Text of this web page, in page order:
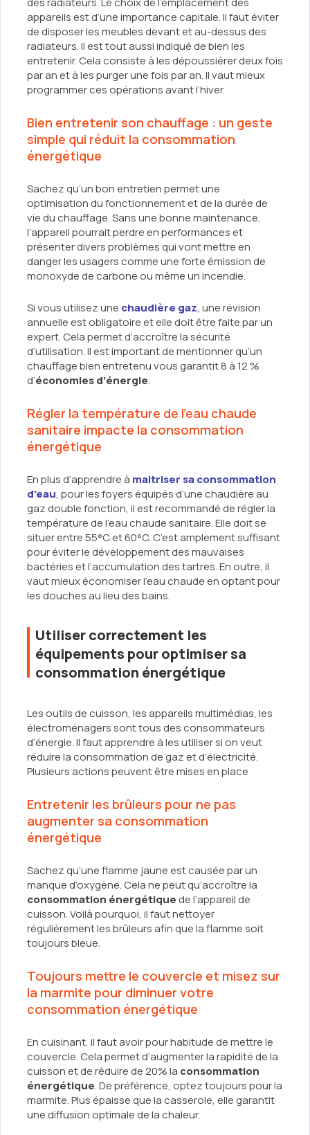
appareils est d’une importance capitale. Il faut éviter
de disposer les meubles devant et au-dessus des
radiateurs. Il est tout aussi indiqué de bien les
entretenir. Cela consiste à les dépoussiérer deux fois
par an et à les purger une fois par an. Il vaut mieux
programmer ces opérations avant l’hiver.
Bien entretenir son chauffage : un geste
simple qui réduit la consommation
énergétique
Sachez qu’un bon entretien permet une
optimisation du fonctionnement et de la durée de
vie du chauffage. Sans une bonne maintenance,
l’appareil pourrait perdre en performances et
présenter divers problèmes qui vont mettre en
danger les usagers comme une forte émission de
monoxyde de carbone ou même un incendie.
Si vous utilisez une chaudière gaz, une révision
annuelle est obligatoire et elle doit être faite par un
expert. Cela permet d’accroître la sécurité
d’utilisation. Il est important de mentionner qu’un
chauffage bien entretenu vous garantit 8 à 12 %
d’économies d’énergie.
Régler la température de l’eau chaude
sanitaire impacte la consommation
énergétique
En plus d’apprendre à maitriser sa consommation
d'eau, pour les foyers équipés d’une chaudière au
gaz double fonction, il est recommandé de régler la
température de l’eau chaude sanitaire. Elle doit se
situer entre 55°C et 60°C. C’est amplement suffisant
pour éviter le développement des mauvaises
bactéries et l’accumulation des tartres. En outre, il
vaut mieux économiser l’eau chaude en optant pour
les douches au lieu des bains.
Utiliser correctement les
équipements pour optimiser sa
consommation énergétique
Les outils de cuisson, les appareils multimédias, les
électroménagers sont tous des consommateurs
d’énergie. Il faut apprendre à les utiliser si on veut
réduire la consommation de gaz et d’électricité.
Plusieurs actions peuvent être mises en place
Entretenir les brûleurs pour ne pas
augmenter sa consommation
énergétique
Sachez qu’une flamme jaune est causée par un
manque d’oxygène. Cela ne peut qu’accroître la
consommation énergétique de l’appareil de
cuisson. Voilà pourquoi, il faut nettoyer
régulièrement les brûleurs afin que la flamme soit
toujours bleue.
Toujours mettre le couvercle et misez sur
la marmite pour diminuer votre
consommation énergétique
En cuisinant, il faut avoir pour habitude de mettre le
couvercle. Cela permet d’augmenter la rapidité de la
cuisson et de réduire de 20% la consommation
énergétique. De préférence, optez toujours pour la
marmite. Plus épaisse que la casserole, elle garantit
une diffusion optimale de la chaleur.